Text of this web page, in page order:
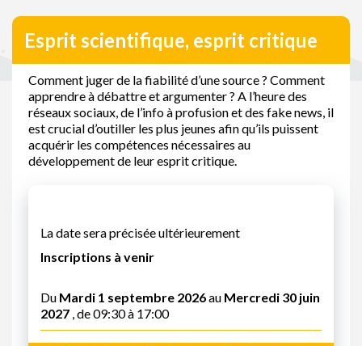
Esprit scientifique, esprit critique
Comment juger de la fiabilité d’une source ? Comment
apprendre à débattre et argumenter ? A l’heure des
réseaux sociaux, de l’info à profusion et des fake news, il
est crucial d’outiller les plus jeunes afin qu’ils puissent
acquérir les compétences nécessaires au
développement de leur esprit critique.
La date sera précisée ultérieurement
Inscriptions à venir
Du Mardi 1 septembre 2026au Mercredi 30 juin
2027 , de 09:30 à 17:00